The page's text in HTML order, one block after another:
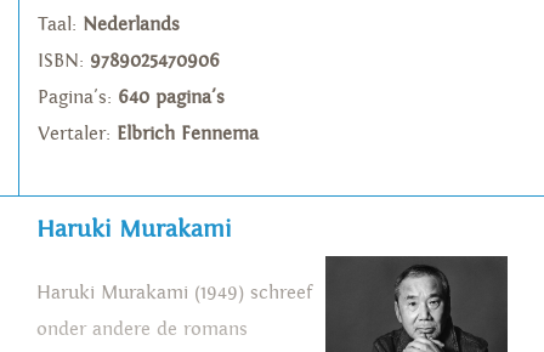
Taal: Nederlands
ISBN: 9789025470906
Pagina's: 640 pagina's
Vertaler: Elbrich Fennema
Haruki Murakami
Haruki Murakami (1949) schreef
onder andere de romans